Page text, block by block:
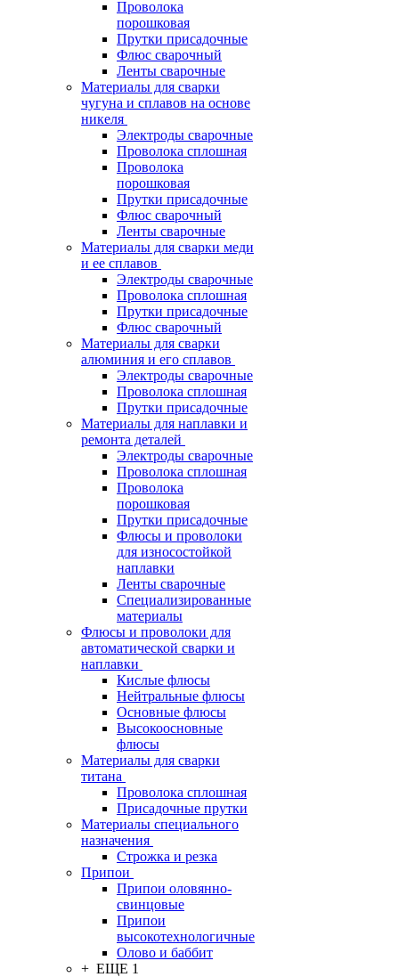
Проволока
порошковая
Прутки присадочные
Флюс сварочный
Ленты сварочные
Материалы для сварки
чугуна и сплавов на основе
никеля
Электроды сварочные
Проволока сплошная
Проволока
порошковая
Прутки присадочные
Флюс сварочный
Ленты сварочные
Материалы для сварки меди
и ее сплавов
Электроды сварочные
Проволока сплошная
Прутки присадочные
Флюс сварочный
Материалы для сварки
алюминия и его сплавов
Электроды сварочные
Проволока сплошная
Прутки присадочные
Материалы для наплавки и
ремонта деталей
Электроды сварочные
Проволока сплошная
Проволока
порошковая
Прутки присадочные
Флюсы и проволоки
для износостойкой
наплавки
Ленты сварочные
Специализированные
материалы
Флюсы и проволоки для
автоматической сварки и
наплавки
Кислые флюсы
Нейтральные флюсы
Основные флюсы
Высокоосновные
флюсы
Материалы для сварки
титана
Проволока сплошная
Присадочные прутки
Материалы специального
назначения
Строжка и резка
Припои
Припои оловянно-
свинцовые
Припои
высокотехнологичные
Олово и баббит
+ ЕЩЕ 1